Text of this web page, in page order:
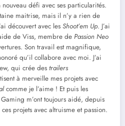
défi avec ses particularités.
maitrise, mais il n’y a rien de
découvert avec les Shoot’em Up. J’ai
de Viss, membre de Passion Neo
Son travail est magnifique,
qu’il collabore avec moi. J’ai
qui crée des trailers
à merveille mes projets avec
comme je l’aime ! Et puis les
m’ont toujours aidé, depuis
projets avec altruisme et passion.